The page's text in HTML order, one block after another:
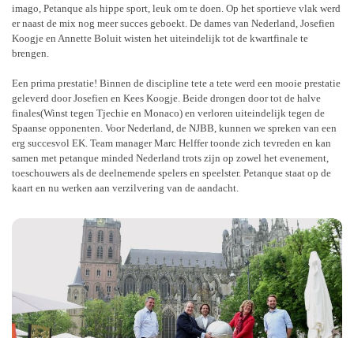
imago, Petanque als hippe sport, leuk om te doen. Op het sportieve vlak werd
er naast de mix nog meer succes geboekt. De dames van Nederland, Josefien
Koogje en Annette Boluit wisten het uiteindelijk tot de kwartfinale te
brengen.
Een prima prestatie! Binnen de discipline tete a tete werd een mooie prestatie
geleverd door Josefien en Kees Koogje. Beide drongen door tot de halve
finales(Winst tegen Tjechie en Monaco) en verloren uiteindelijk tegen de
Spaanse opponenten. Voor Nederland, de NJBB, kunnen we spreken van een
erg succesvol EK. Team manager Marc Helffer toonde zich tevreden en kan
samen met petanque minded Nederland trots zijn op zowel het evenement,
toeschouwers als de deelnemende spelers en speelster. Petanque staat op de
kaart en nu werken aan verzilvering van de aandacht.